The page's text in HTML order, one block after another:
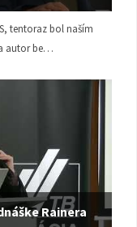
tentoraz bol naším
autor be…
Rainera